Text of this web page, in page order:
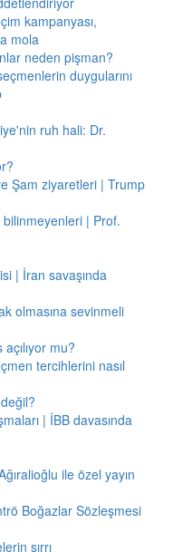
kampanyası,
mola
neden pişman?
duygularını
ruh hali: Dr.
Şam ziyaretleri | Trump
| Prof.
| İran savaşında
olmasına sevinmeli
mu?
tercihlerini nasıl
| İBB davasında
ile özel yayın
Boğazlar Sözleşmesi
sırrı